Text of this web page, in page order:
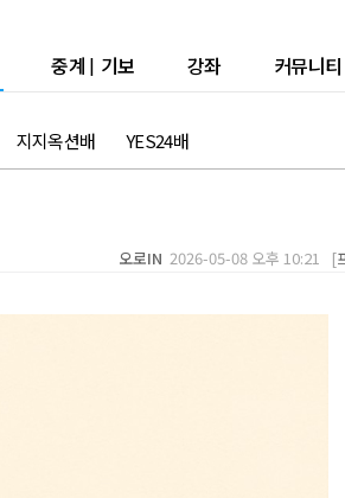
중계 | 기보 강좌 커뮤니티
지지옥션배 YES24배
오로IN 2026-05-08 오후 10:21 [